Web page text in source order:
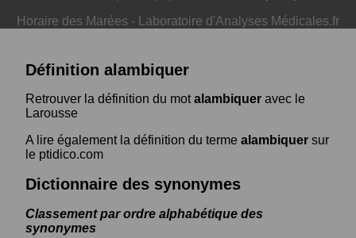
Horaire des Marées - Laboratoire d'Analyses Médicales.fr
Définition alambiquer
Retrouver la définition du motalambiquer avec le
Larousse
A lire également la définition du terme alambiquer sur
le ptidico.com
Dictionnaire des synonymes
Classement par ordre alphabétique des
synonymes